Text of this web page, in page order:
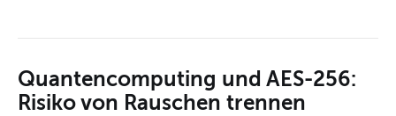
Quantencomputing und AES-256:
Risiko von Rauschen trennen